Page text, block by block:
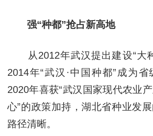
强“种都”抢占新高地
从2012年武汉提出建设“大
2014年“武汉·中国种都”成为省
2020年喜获“武汉国家现代农业
心”的政策加持，湖北省种业发展
路径清晰。